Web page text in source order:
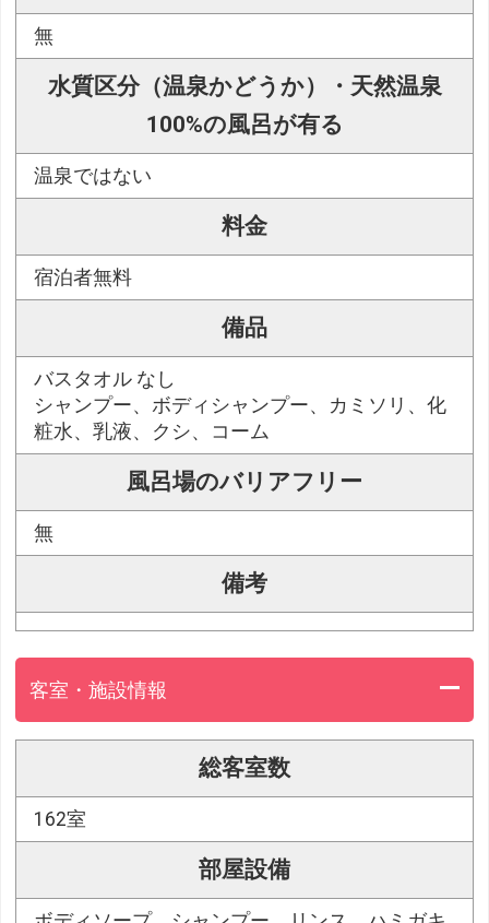
無
水質区分（温泉かどうか）・天然温泉
100%の風呂が有る
温泉ではない
料金
宿泊者無料
備品
バスタオル なし
シャンプー、ボディシャンプー、カミソリ、化
粧水、乳液、クシ、コーム
風呂場のバリアフリー
無
備考
客室・施設情報
総客室数
162室
部屋設備